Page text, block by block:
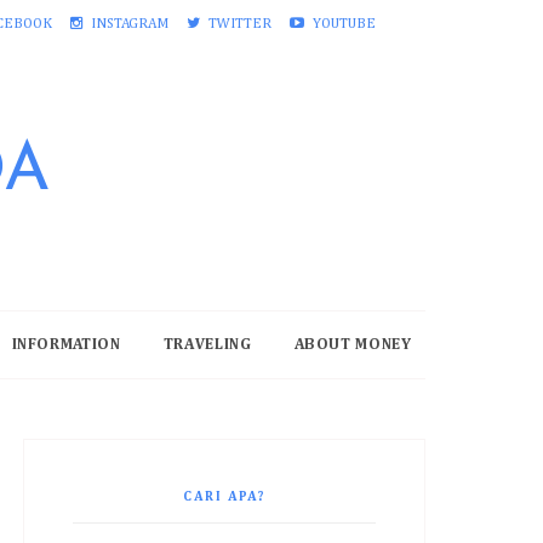
INSTAGRAM TWITTER YOUTUBE
INFORMATION TRAVELING ABOUT MONEY
CARI APA?